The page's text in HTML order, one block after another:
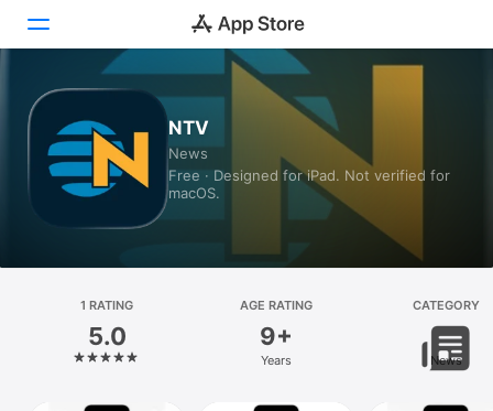
Games
Apps
Platform
iPhone
NTV
News
Free · Designed for iPad. Not verified for
macOS.
1 RATING
5.0
AGE RATING
9+
Years
CATEGORY
News